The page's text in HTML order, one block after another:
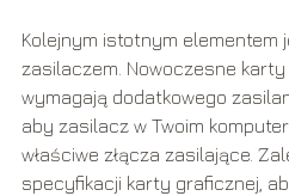
Kolejnym istotnym elementem
zasilaczem. Nowoczesne
wymagają dodatkowego
aby zasilacz w Twoim
właściwe złącza zasilające.
specyfikacji karty graficznej,